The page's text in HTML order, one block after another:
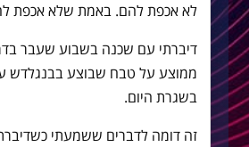
לא אכפת להם. באמת שלא אכפת
דיברתי עם שכנה בשבוע שעבר
ממוצע על טבח שבוצע בבנגלדש על
בשגרת היום.
זה דומה לדברים ששמעתי